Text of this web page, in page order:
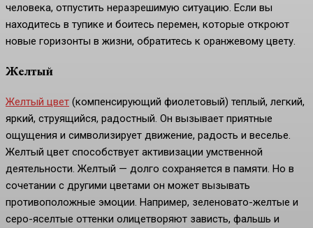
человека, отпустить неразрешимую ситуацию. Если вы
находитесь в тупике и боитесь перемен, которые откроют
новые горизонты в жизни, обратитесь к оранжевому цвету.
Желтый
Желтый цвет (компенсирующий фиолетовый) теплый, легкий,
яркий, струящийся, радостный. Он вызывает приятные
ощущения и символизирует движение, радость и веселье.
Желтый цвет способствует активизации умственной
деятельности. Желтый — долго сохраняется в памяти. Но в
сочетании с другими цветами он может вызывать
противоположные эмоции. Например, зеленовато-желтые и
серо-яселтые оттенки олицетворяют зависть, фальшь и